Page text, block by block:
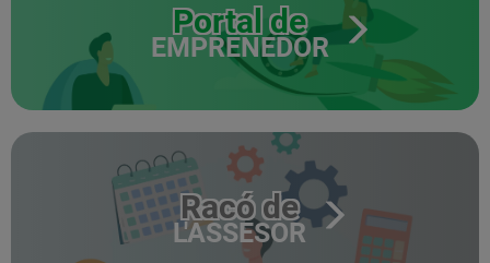
Portal de
EMPRENEDOR
Racó de
L'ASSESOR